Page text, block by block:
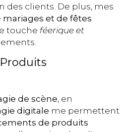
des clients. De plus, mes
mariages et de fêtes
touche féerique et
de scène, en
digitale me permettent
de produits